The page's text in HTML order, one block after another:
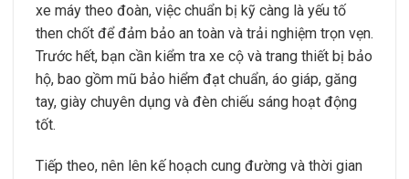
xe máy theo đoàn, việc chuẩn bị kỹ càng là yếu tố
then chốt để đảm bảo an toàn và trải nghiệm trọn vẹn.
Trước hết, bạn cần kiểm tra xe cộ và trang thiết bị bảo
hộ, bao gồm mũ bảo hiểm đạt chuẩn, áo giáp, găng
tay, giày chuyên dụng và đèn chiếu sáng hoạt động
tốt.
Tiếp theo, nên lên kế hoạch cung đường và thời gian